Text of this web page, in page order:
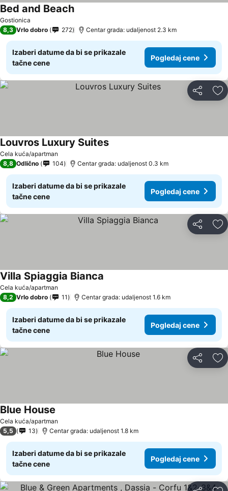
Gostionica
Bed and BeachPogledaj cene
8,3 Vrlo dobro 272 Centar grada: udaljenost 2.3 km
Izaberi datume da bi se prikazale
tačne cene
Pogledaj cene
Deli
Cela kuća/apartman
Louvros Luxury SuitesPogledaj cene
8,8 Odlično 104 Centar grada: udaljenost 0.3 km
Izaberi datume da bi se prikazale
tačne cene
Pogledaj cene
Deli
Cela kuća/apartman
Villa Spiaggia Bianca
8,2 Vrlo dobro 11 Centar grada: udaljenost 1.6 km
Izaberi datume da bi se prikazale
tačne cene
Pogledaj cene
Deli
Cela kuća/apartman
Blue House
5,5 13 Centar grada: udaljenost 1.8 km
Izaberi datume da bi se prikazale
tačne cene
Pogledaj cene